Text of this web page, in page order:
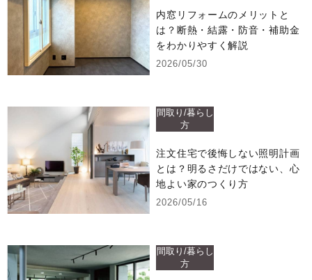
内窓リフォームのメリットと
は？断熱・結露・防音・補助金
をわかりやすく解説
2026/05/30
間取り/暮らし
方
注文住宅で後悔しない照明計画
とは？明るさだけではない、心
地よい家のつくり方
2026/05/16
間取り/暮らし
方